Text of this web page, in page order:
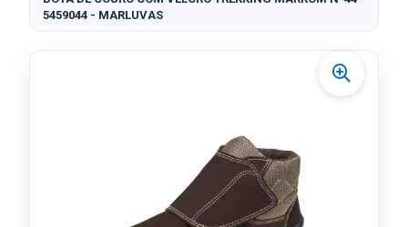
5459044 - MARLUVAS